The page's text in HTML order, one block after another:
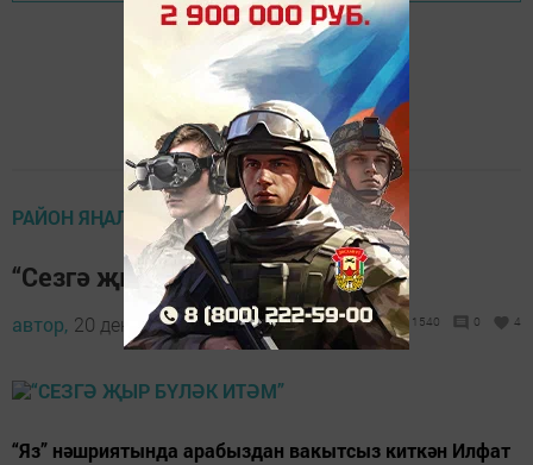
РАЙОН ЯҢАЛЫКЛАРЫ
“Сезгә җыр бүләк итәм”
автор, 20 декабрь 2018 - 13:53 1540 0 4
“Яз” нәшриятында арабыздан вакытсыз киткән Илфат